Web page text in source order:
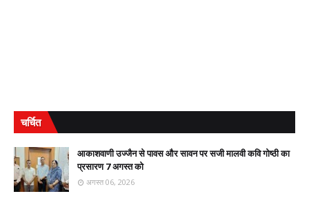
चर्चित
आकाशवाणी उज्जैन से पावस और सावन पर सजी मालवी कवि गोष्ठी का
प्रसारण 7 अगस्त को
अगस्त 06, 2026